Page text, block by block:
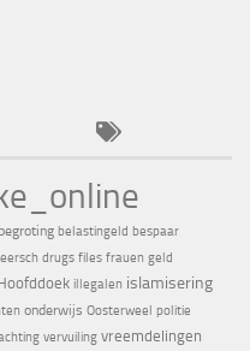
begroting belastingeld bespaar
drugs files frauen geld
illegalen islamisering
onderwijs Oosterweel politie
vervuiling vreemdelingen